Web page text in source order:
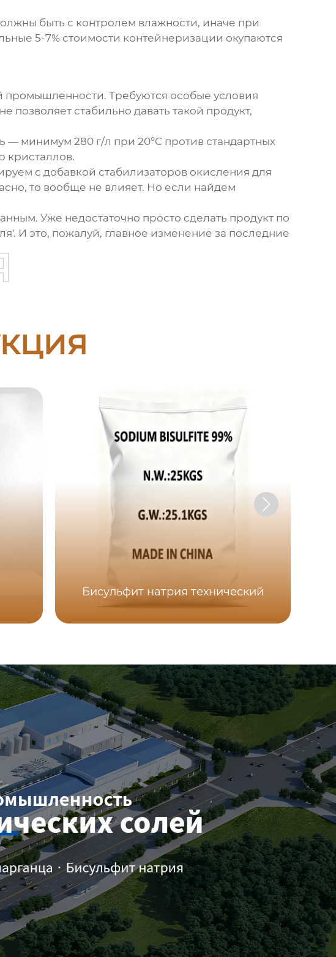
быть с контролем влажности, иначе при
5-7% стоимости контейнеризации окупаются
промышленности. Требуются особые условия
стабильно давать такой продукт,
— минимум 280 г/л при 20°C против стандартных
кристаллов.
с добавкой стабилизаторов окисления для
то вообще не влияет. Но если найдем
Уже недостаточно просто сделать продукт по
И это, пожалуй, главное изменение за последние
Бисульфит натрия технический